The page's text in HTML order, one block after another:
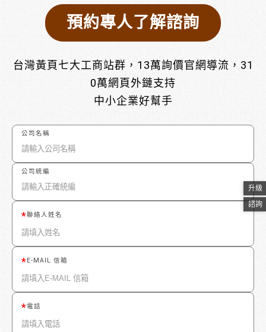
預約專人了解諮詢
台灣黃頁七大工商站群，13萬詢價官網導流，31
0萬網頁外鏈支持
中小企業好幫手
公司名稱
公司統編
聯絡人姓名
E-MAIL 信箱
電話
升級
諮詢